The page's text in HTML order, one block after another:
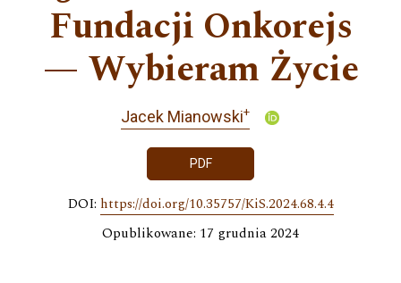
Fundacji Onkorejs
— Wybieram Życie
Jacek Mianowski+
PDF
DOI: https://doi.org/10.35757/KiS.2024.68.4.4
Opublikowane: 17 grudnia 2024